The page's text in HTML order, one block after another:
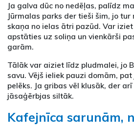
Ja galva dūc no nedēļas, palīdz
Jūrmalas parks der tieši šim, jo
skaņa no ielas ātri pazūd. Var
apstāties uz soliņa un vienkārši
garām.
Tālāk var aiziet līdz pludmalei, jo
savu. Vējš ieliek pauzi domām,
pelēks. Ja gribas vēl klusāk, der
jāsaģērbjas siltāk.
Kafejnīca sarunām,